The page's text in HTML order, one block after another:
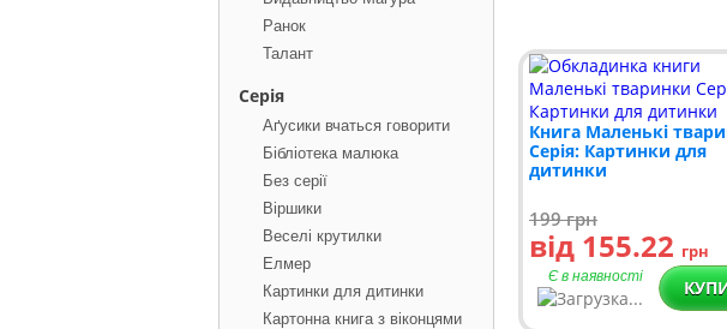
Ранок
Талант
Серiя
Аґусики вчаться говорити
Бібліотека малюка
Без серії
Віршики
Веселі крутилки
Елмер
Картинки для дитинки
Картонна книга з віконцями
Книга Маленькі
Серія: Картинки для
дитинки
199грн
від 155.22 грн
Є в наявності